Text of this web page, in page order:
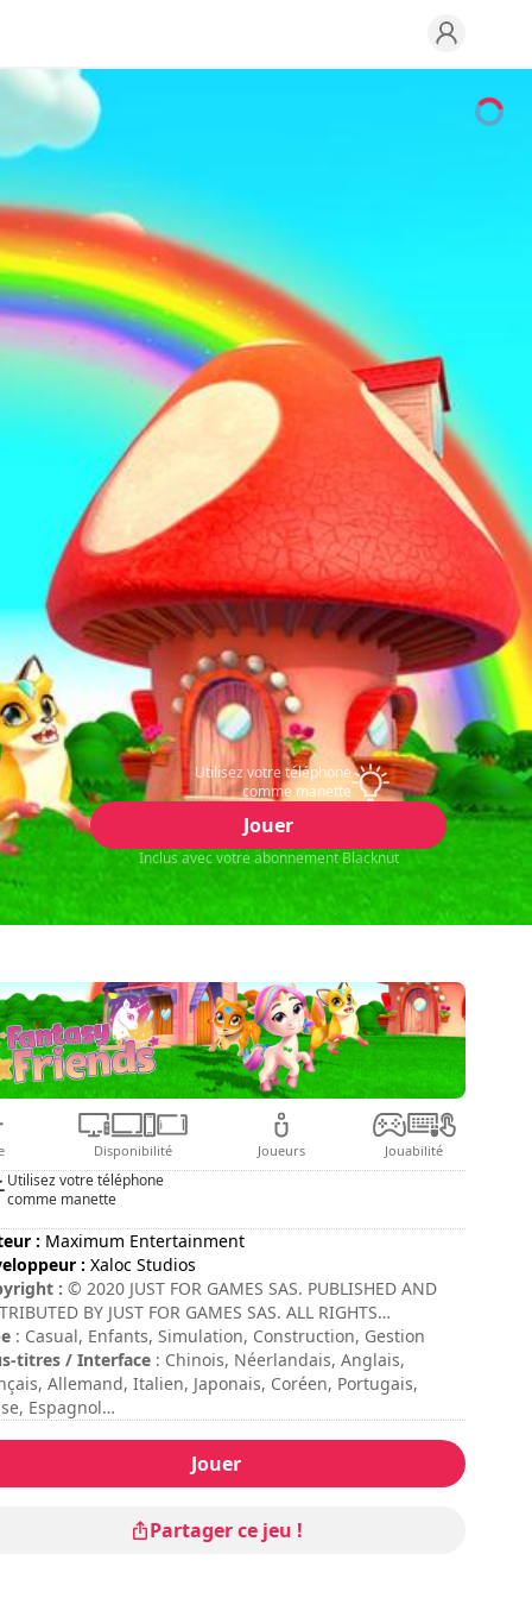
Utilisez votre téléphone
comme manette
Jouer
Inclus avec votre abonnement Blacknut
Disponibilité Joueurs Jouabilité
Utilisez votre téléphone
comme manette
: Maximum Entertainment
: Xaloc Studios
: © 2020 JUST FOR GAMES SAS. PUBLISHED AND
BY JUST FOR GAMES SAS. ALL RIGHTS
DEVELOPED BY XALOC STUDIOS S.L.
: Casual, Enfants, Simulation, Construction, Gestion
titres / Interface : Chinois, Néerlandais, Anglais,
Allemand, Italien, Japonais, Coréen, Portugais,
Espagnol
Jouer
Partager ce jeu !